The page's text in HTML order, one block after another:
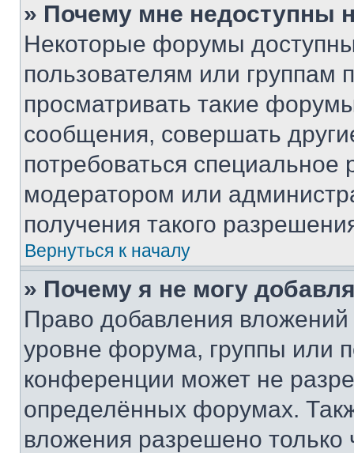
» Почему мне недоступны
Некоторые форумы
пользователям или группам
просматривать такие
сообщения, совершать
потребоваться
модератором или
получения такого
Вернуться к началу
» Почему я не могу
Право добавления
уровне форума, группы или
конференции может не
определённых форумах.
вложения разрешено